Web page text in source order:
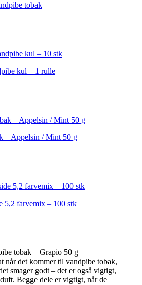
tobak
kul – 1 rulle
– Appelsin / Mint 50 g
5,2 farvemix – 100 stk
når det kommer til vandpibe tobak,
smager godt – det er også vigtigt,
Begge dele er vigtigt, når de